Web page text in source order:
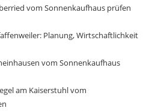
vom Sonnenkaufhaus prüfen
Planung, Wirtschaftlichkeit
vom Sonnenkaufhaus
am Kaiserstuhl vom